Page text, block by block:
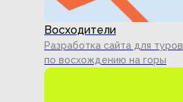
Восходители
Разработка сайта для туров
по восхождению на горы